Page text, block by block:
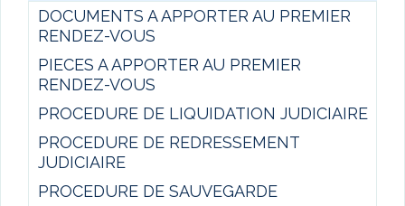
DOCUMENTS A APPORTER AU PREMIER
RENDEZ-VOUS
PIECES A APPORTER AU PREMIER
RENDEZ-VOUS
PROCEDURE DE LIQUIDATION JUDICIAIRE
PROCEDURE DE REDRESSEMENT
JUDICIAIRE
PROCEDURE DE SAUVEGARDE